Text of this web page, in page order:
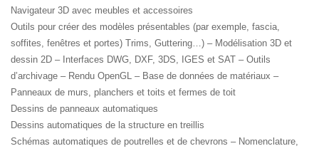
Navigateur 3D avec meubles et accessoires
Outils pour créer des modèles présentables (par exemple, fascia,
soffites, fenêtres et portes) Trims, Guttering…) – Modélisation 3D et
dessin 2D – Interfaces DWG, DXF, 3DS, IGES et SAT – Outils
d’archivage – Rendu OpenGL – Base de données de matériaux –
Panneaux de murs, planchers et toits et fermes de toit
Dessins de panneaux automatiques
Dessins automatiques de la structure en treillis
Schémas automatiques de poutrelles et de chevrons – Nomenclature,